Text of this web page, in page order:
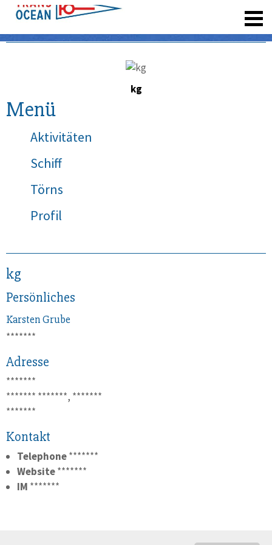
kg
Menü
Aktivitäten
Schiff
Törns
Profil
kg
Persönliches
KarstenGrube
*******
Adresse
*******
******* *******, *******
*******
Kontakt
Telephone*******
Website*******
IM *******